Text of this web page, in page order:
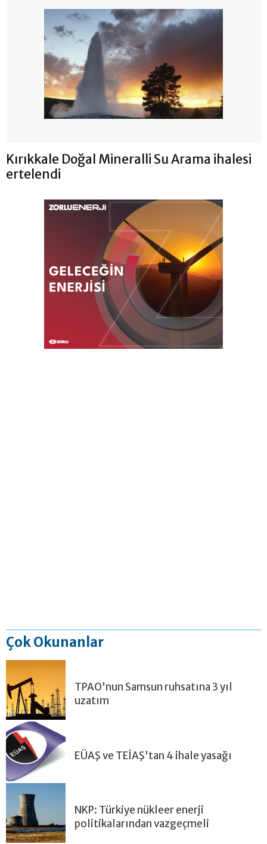
Kırıkkale Doğal Mineralli Su Arama ihalesi
ertelendi
Çok Okunanlar
TPAO'nun Samsun ruhsatına 3 yıl
uzatım
EÜAŞ ve TEİAŞ'tan 4 ihale yasağı
NKP: Türkiye nükleer enerji
politikalarından vazgeçmeli